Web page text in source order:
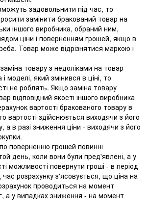
задовольнити під час, то
замінити бракований товар на
іншого виробника, обраний ним,
ціни і поверненням грошей, якщо в
Товар може відрізнятися маркою і
товару з недоліками на товар
моделі, який змінився в ціні, то
не роблять. Якщо заміна товару
відповідний якості іншого виробника
вартості бракованого товару в
вартості здійснюється виходячи з його
а в разі зниження ціни - виходячи з його
поверненню грошей повинні
день, коли вони були пред'явлені, а у
можливості повернути гроші - в період
розрахунку з'ясовується, що ціна на
проводиться на момент
а у випадках зниження - на момент